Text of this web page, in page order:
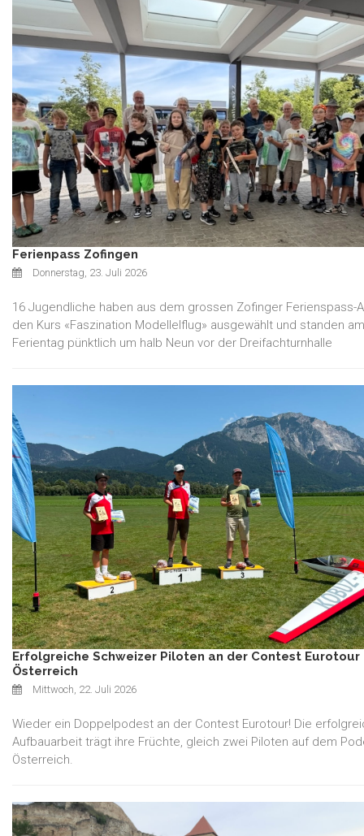
Ferienpass Zofingen
Donnerstag, 23. Juli 2026
16 Jugendliche haben aus dem grossen Zofinger Ferienspass-
den Kurs «Faszination Modellelflug» ausgewählt und standen
Ferientag pünktlich um halb Neun vor der Dreifachturnhalle
Erfolgreiche Schweizer Piloten an der Contest Eurotour
Österreich
Mittwoch, 22. Juli 2026
Wieder ein Doppelpodest an der Contest Eurotour! Die
Aufbauarbeit trägt ihre Früchte, gleich zwei Piloten auf dem
Österreich.